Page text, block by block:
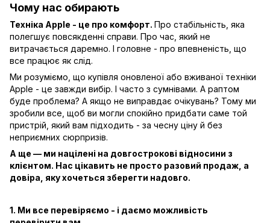
Чому нас обирають
Техніка Apple - це про комфорт. Про стабільність, яка
полегшує повсякденні справи. Про час, який не
витрачається даремно. І головне - про впевненість, що
все працює як слід.
Ми розуміємо, що купівля оновленої або вживаної техніки
Apple - це завжди вибір. І часто з сумнівами. А раптом
буде проблема? А якщо не виправдає очікувань? Тому ми
зробили все, щоб ви могли спокійно придбати саме той
пристрій, який вам підходить - за чесну ціну й без
неприємних сюрпризів.
А ще — ми націлені на довгострокові відносини з
клієнтом. Нас цікавить не просто разовий продаж, а
довіра, яку хочеться зберегти надовго.
1. Ми все перевіряємо - і даємо можливість